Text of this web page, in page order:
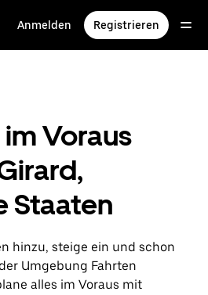
Anmelden Registrieren
im Voraus
Staaten
hinzu, steige ein und schon
Umgebung Fahrten
alles im Voraus mit